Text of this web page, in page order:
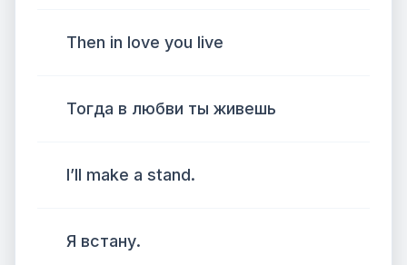
Then in love you live
Тогда в любви ты живешь
I’ll make a stand.
Я встану.